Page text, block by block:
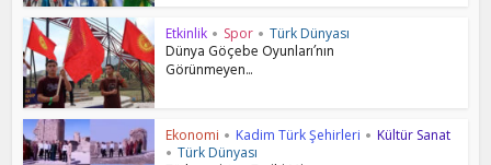
Etkinlik • Spor • Türk Dünyası
Dünya Göçebe Oyunları’nın
Görünmeyen...
Ekonomi • Kadim Türk Şehirleri • Kültür Sanat
• Türk Dünyası